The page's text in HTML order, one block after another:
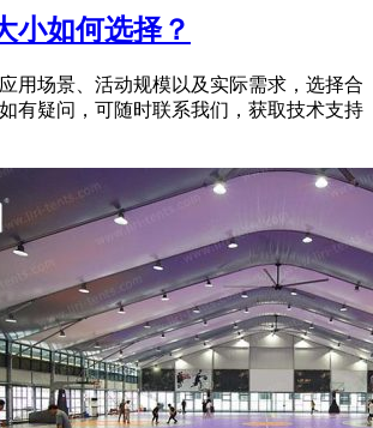
小如何选择？
用场景、活动规模以及实际需求，选择合
有疑问，可随时联系我们，获取技术支持